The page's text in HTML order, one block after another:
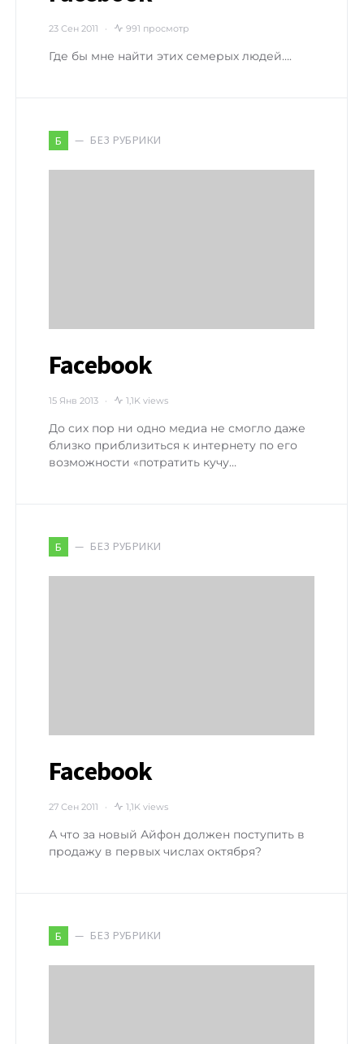
23 Сен 2011 991 просмотр
Где бы мне найти этих семерых людей….
Б БЕЗ РУБРИКИ
Facebook
15 Янв 2013 1,1K views
До сих пор ни одно медиа не смогло даже
близко приблизиться к интернету по его
возможности «потратить кучу…
Б БЕЗ РУБРИКИ
Facebook
27 Сен 2011 1,1K views
А что за новый Айфон должен поступить в
продажу в первых числах октября?
Б БЕЗ РУБРИКИ